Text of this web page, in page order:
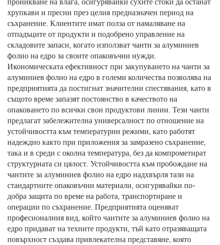
проникване на влага, осигурявайки сухите стоки да останат
хрупкави и пресни през целия предназначен период на
съхранение. Клиентите имат полза от намаляване на
отпадъците от продукти и подобрено управление на
складовите запаси, когато използват чанти за алуминиев
фолио на едро за своите опаковъчни нужди.
Икономическата ефективност при закупуването на чанти за
алуминиев фолио на едро в големи количества позволява на
предприятията да постигнат значителни спестявания, като в
същото време запазят постоянство в качеството на
опаковането по всички свои продуктови линии. Тези чанти
предлагат забележителна универсалност по отношение на
устойчивостта към температурни режими, като работят
надеждно както при приложения за замразено съхранение,
така и в среди с околна температура, без да компрометират
структурната си цялост. Устойчивостта към пробождане на
чантите за алуминиев фолио на едро надхвърля тази на
стандартните опаковъчни материали, осигурявайки по-
добра защита по време на работа, транспортиране и
операции по съхранение. Предприятията оценяват
професионалния вид, който чантите за алуминиев фолио на
едро придават на техните продукти, тъй като отразяващата
повърхност създава привлекателна представяне, която